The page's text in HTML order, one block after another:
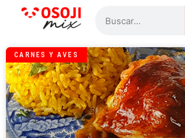
CARNES Y AVES